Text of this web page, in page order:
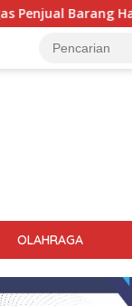
Tiga Ruko Agen
OLAHRAGA